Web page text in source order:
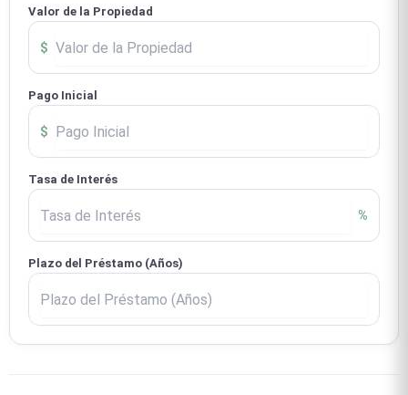
Valor de la Propiedad
$
Pago Inicial
$
Tasa de Interés
%
Plazo del Préstamo (Años)